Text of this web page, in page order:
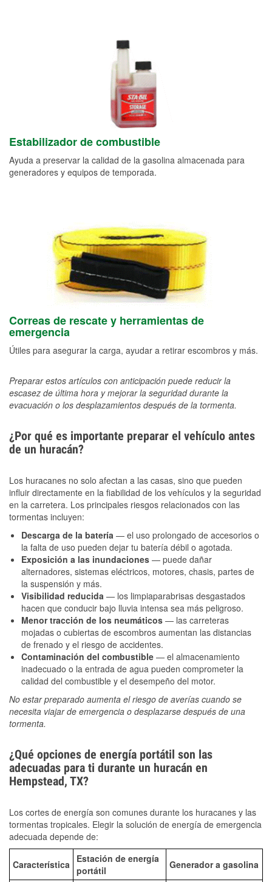
Estabilizador de combustible
Ayuda a preservar la calidad de la gasolina almacenada para
generadores y equipos de temporada.
Correas de rescate y herramientas de
emergencia
Útiles para asegurar la carga, ayudar a retirar escombros y más.
Preparar estos artículos con anticipación puede reducir la
escasez de última hora y mejorar la seguridad durante la
evacuación o los desplazamientos después de la tormenta.
¿Por qué es importante preparar el vehículo antes
de un huracán?
Los huracanes no solo afectan a las casas, sino que pueden
influir directamente en la fiabilidad de los vehículos y la seguridad
en la carretera. Los principales riesgos relacionados con las
tormentas incluyen:
Descarga de la batería — el uso prolongado de accesorios o
la falta de uso pueden dejar tu batería débil o agotada.
Exposición a las inundaciones — puede dañar
alternadores, sistemas eléctricos, motores, chasis, partes de
la suspensión y más.
Visibilidad reducida — los limpiaparabrisas desgastados
hacen que conducir bajo lluvia intensa sea más peligroso.
Menor tracción de los neumáticos — las carreteras
mojadas o cubiertas de escombros aumentan las distancias
de frenado y el riesgo de accidentes.
Contaminación del combustible — el almacenamiento
inadecuado o la entrada de agua pueden comprometer la
calidad del combustible y el desempeño del motor.
No estar preparado aumenta el riesgo de averías cuando se
necesita viajar de emergencia o desplazarse después de una
tormenta.
¿Qué opciones de energía portátil son las
adecuadas para ti durante un huracán en
Hempstead, TX?
Los cortes de energía son comunes durante los huracanes y las
tormentas tropicales. Elegir la solución de energía de emergencia
adecuada depende de:
Característica
Estación de energía
portátil
Generador a gasolina